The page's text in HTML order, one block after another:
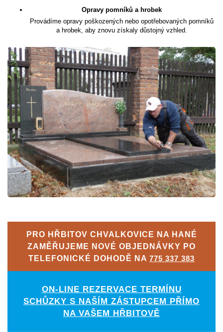
Opravy pomníků a hrobek
Provádíme opravy poškozených nebo opotřebovaných pomníků
a hrobek, aby znovu získaly důstojný vzhled.
PRO HŘBITOV CHVALKOVICE NA HANÉ
ZAMĚŘUJEME NOVÉ OBJEDNÁVKY PO
TELEFONICKÉ DOHODĚ NA 775 337 383
ON-LINE REZERVACE TERMÍNU
SCHŮZKY S NAŠÍM ZÁSTUPCEM PŘÍMO
NA VAŠEM HŘBITOVĚ